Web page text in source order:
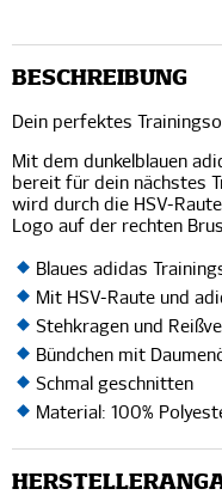
BESCHREIBUNG
Dein perfektes
Mit dem dunkelblauen
bereit für dein nächstes
wird durch die HSV-
Logo auf der rechten
Blaues adidas
Mit HSV-Raute und
Stehkragen und
Bündchen mit
Schmal geschnitten
Material: 100%